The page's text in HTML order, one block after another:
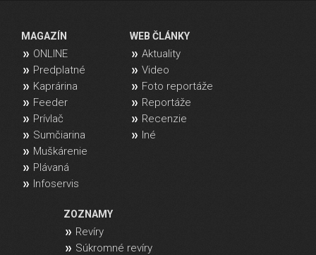
MAGAZÍN
ONLINE
Predplatné
Kaprárina
Feeder
Prívlač
Sumčiarina
Muškárenie
Plávaná
Infoservis
WEB ČLÁNKY
Aktuality
Video
Foto reportáže
Reportáže
Recenzie
Iné
ZOZNAMY
Revíry
Súkromné revíry